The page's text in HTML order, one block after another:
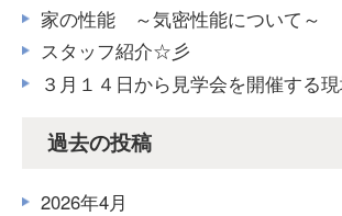
家の性能 ～気密性能について～
スタッフ紹介☆彡
３月１４日から見学会を開催する現
過去の投稿
2026年4月